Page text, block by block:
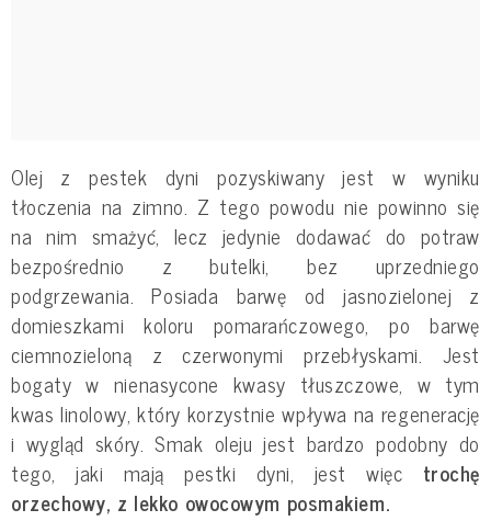
Olej z pestek dyni pozyskiwany jest w wyniku
tłoczenia na zimno. Z tego powodu nie powinno się
na nim smażyć, lecz jedynie dodawać do potraw
bezpośrednio z butelki, bez uprzedniego
podgrzewania. Posiada barwę od jasnozielonej z
domieszkami koloru pomarańczowego, po barwę
ciemnozieloną z czerwonymi przebłyskami. Jest
bogaty w nienasycone kwasy tłuszczowe, w tym
kwas linolowy, który korzystnie wpływa na regenerację
i wygląd skóry. Smak oleju jest bardzo podobny do
tego, jaki mają pestki dyni, jest więc trochę
orzechowy, z lekko owocowym posmakiem.